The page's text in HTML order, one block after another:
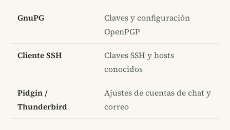
GnuPG
Claves y configuración
OpenPGP
Cliente SSH
Claves SSH y hosts
conocidos
Pidgin /
Thunderbird
Ajustes de cuentas de chat y
correo